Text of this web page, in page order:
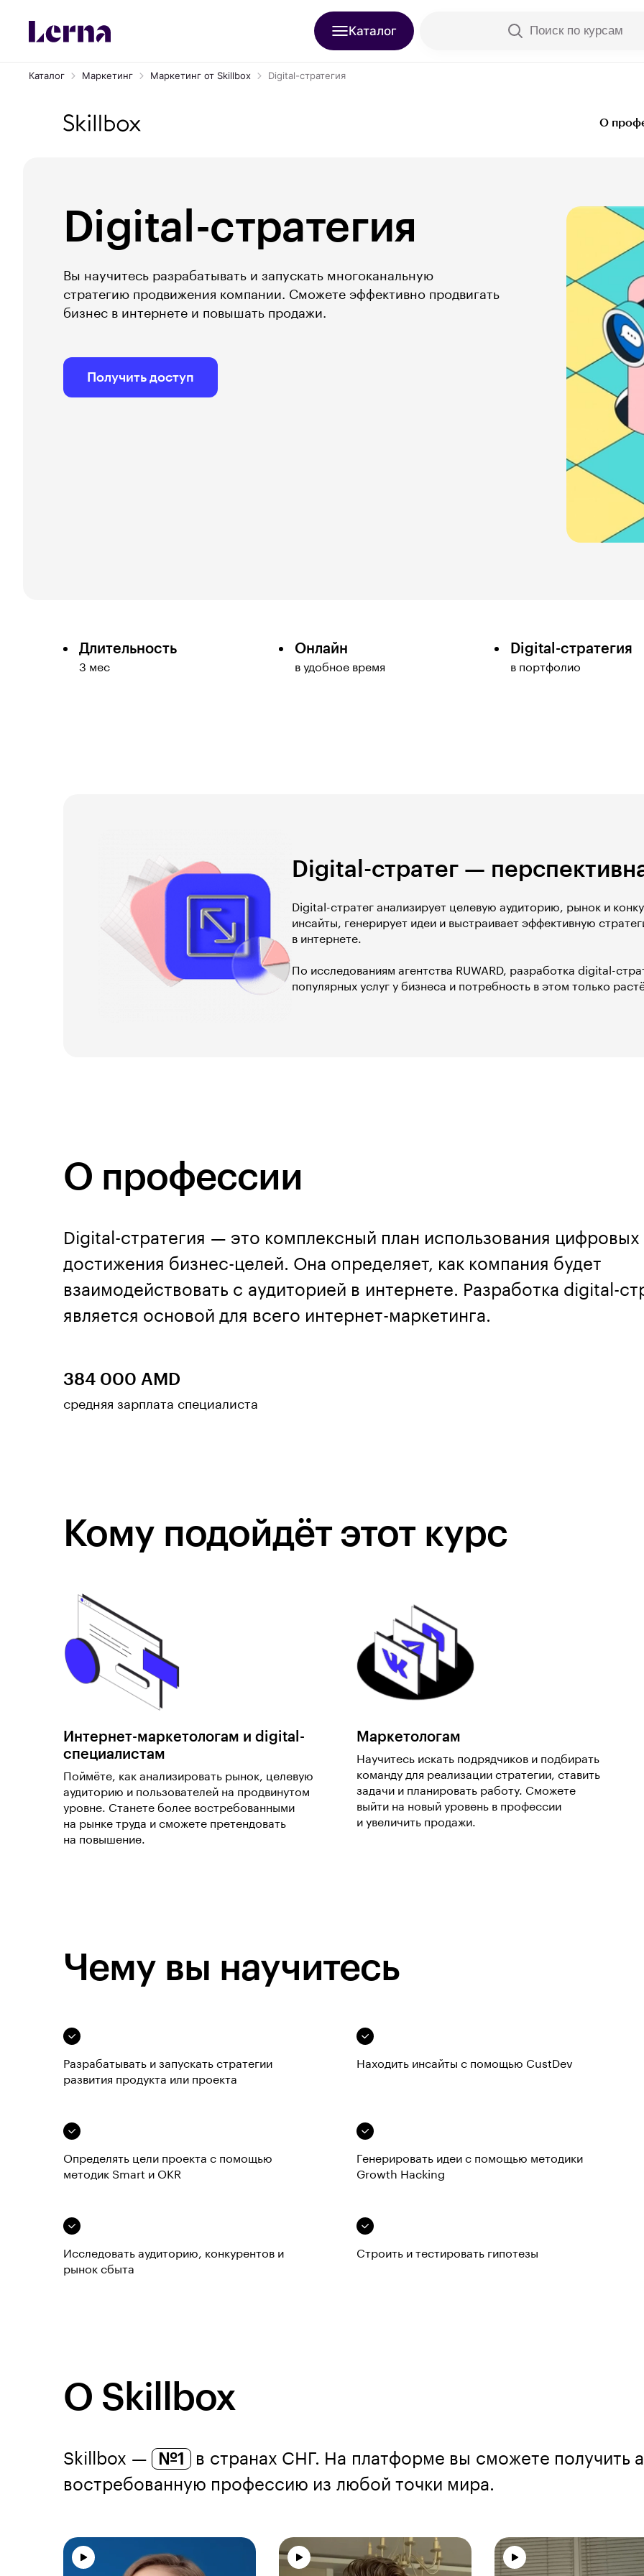
Каталог Поиск по курсам
Каталог Маркетинг Маркетинг от Skillbox Digital-стратегия
О
Получить доступ
Digital-стратегия
Вы научитесь разрабатывать и запускать многоканальную
стратегию продвижения компании. Сможете эффективно продвигать
бизнес в интернете и повышать продажи.
Длительность
3 мес
Онлайн
в удобное время
Digital-стратегия
в портфолио
Digital-стратег —
Digital-стратег анализирует целевую аудиторию, рынок и
инсайты, генерирует идеи и выстраивает эффективную
в интернете.
По исследованиям агентства RUWARD, разработка digital-
популярных услуг у бизнеса и потребность в этом только
О профессии
Digital-стратегия — это комплексный план использования цифровых
достижения бизнес-целей. Она определяет, как компания будет
взаимодействовать с аудиторией в интернете. Разработка digital-
является основой для всего интернет-маркетинга.
384 000 AMD
средняя зарплата специалиста
Кому подойдёт этот курс
Интернет-маркетологам и digital-
специалистам
Поймёте, как анализировать рынок, целевую
аудиторию и пользователей на продвинутом
уровне. Станете более востребованными
на рынке труда и сможете претендовать
на повышение.
Маркетологам
Научитесь искать подрядчиков и подбирать
команду для реализации стратегии, ставить
задачи и планировать работу. Сможете
выйти на новый уровень в профессии
и увеличить продажи.
Чему вы научитесь
Разрабатывать и запускать стратегии
развития продукта или проекта
Находить инсайты с помощью CustDev
Определять цели проекта с помощью
методик Smart и OKR
Генерировать идеи с помощью методики
Growth Hacking
Исследовать аудиторию, конкурентов и
рынок сбыта
Строить и тестировать гипотезы
О Skillbox
Skillbox — №1
в странах СНГ. На платформе вы сможете получить
востребованную профессию из любой точки мира.